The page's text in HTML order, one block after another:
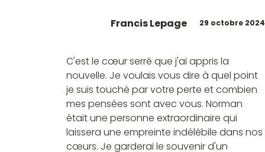
29 octobre 2024
Francis Lepage
C'est le cœur serré que j'ai appris la
nouvelle. Je voulais vous dire à quel point
je suis touché par votre perte et combien
mes pensées sont avec vous. Norman
était une personne extraordinaire qui
laissera une empreinte indélébile dans nos
cœurs. Je garderai le souvenir d'un